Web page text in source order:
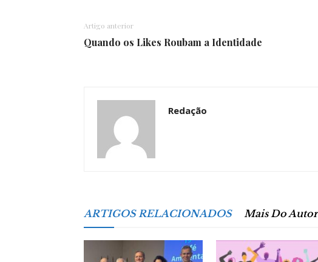
Artigo anterior
Quando os Likes Roubam a Identidade
Redação
ARTIGOS RELACIONADOS Mais Do Autor